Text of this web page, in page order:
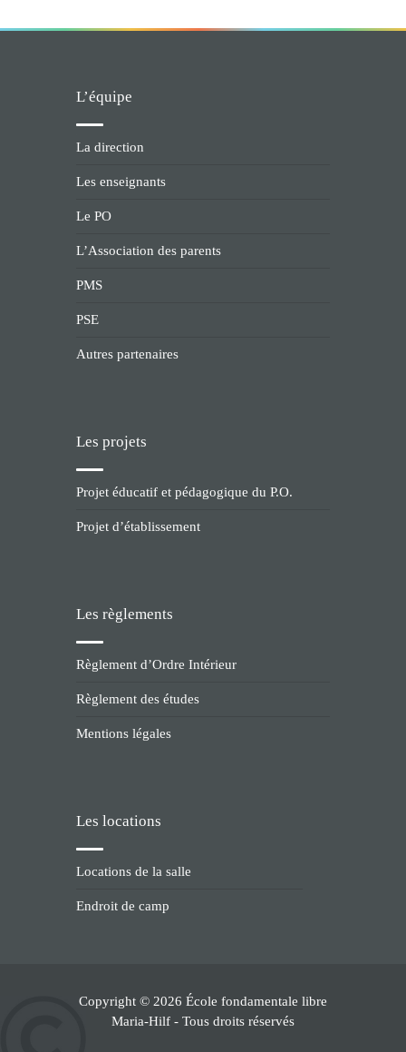
L’équipe
La direction
Les enseignants
Le PO
L’Association des parents
PMS
PSE
Autres partenaires
Les projets
Projet éducatif et pédagogique du P.O.
Projet d’établissement
Les règlements
Règlement d’Ordre Intérieur
Règlement des études
Mentions légales
Les locations
Locations de la salle
Endroit de camp
Copyright © 2026 École fondamentale libre
Maria-Hilf - Tous droits réservés